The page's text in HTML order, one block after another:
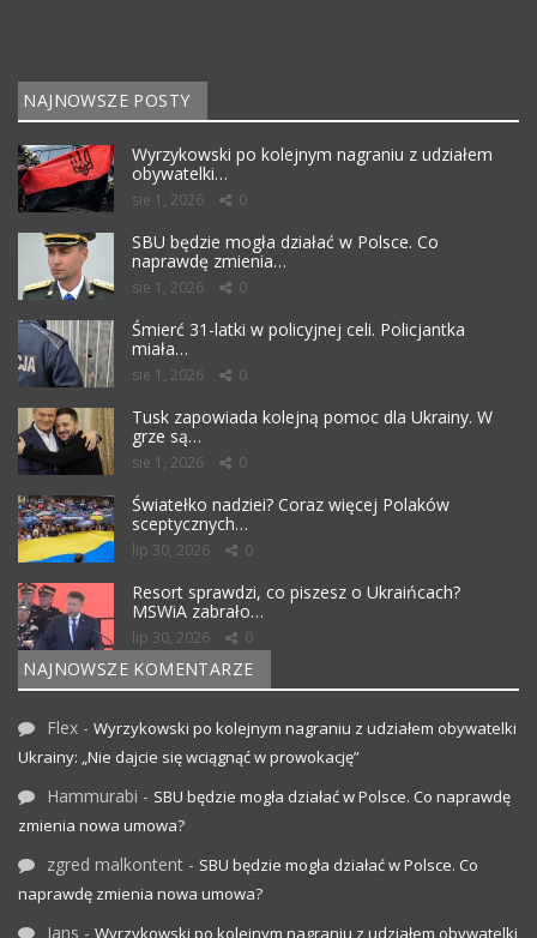
NAJNOWSZE POSTY
Wyrzykowski po kolejnym nagraniu z udziałem
obywatelki…
sie 1, 2026 0
SBU będzie mogła działać w Polsce. Co
naprawdę zmienia…
sie 1, 2026 0
Śmierć 31-latki w policyjnej celi. Policjantka
miała…
sie 1, 2026 0
Tusk zapowiada kolejną pomoc dla Ukrainy. W
grze są…
sie 1, 2026 0
Światełko nadziei? Coraz więcej Polaków
sceptycznych…
lip 30, 2026 0
Resort sprawdzi, co piszesz o Ukraińcach?
MSWiA zabrało…
lip 30, 2026 0
NAJNOWSZE KOMENTARZE
Flex - Wyrzykowski po kolejnym nagraniu z udziałem obywatelki
Ukrainy: „Nie dajcie się wciągnąć w prowokację”
Hammurabi - SBU będzie mogła działać w Polsce. Co naprawdę
zmienia nowa umowa?
zgred malkontent - SBU będzie mogła działać w Polsce. Co
naprawdę zmienia nowa umowa?
Jans - Wyrzykowski po kolejnym nagraniu z udziałem obywatelki